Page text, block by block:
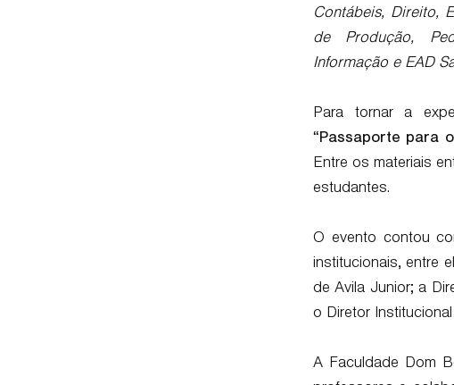
Contábeis, Direito,
de Produção,
Informação e EAD
Para tornar a
“Passaporte para
Entre os materiais
estudantes.
O evento contou
institucionais, entre
de Avila Junior; a
o Diretor
A Faculdade Dom